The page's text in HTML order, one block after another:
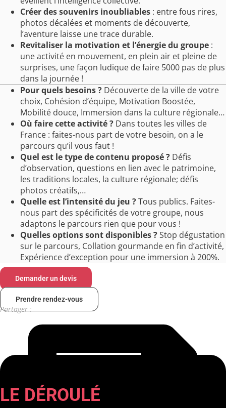
Créer des souvenirs inoubliables : entre fous rires,
photos décalées et moments de découverte,
l’aventure laisse une trace durable.
Revitaliser la motivation et l’énergie du groupe :
une activité en mouvement, en plein air et pleine de
surprises, une façon ludique de faire 5000 pas de plus
dans la journée !
Pour quels besoins ? Découverte de la ville de votre
choix, Cohésion d’équipe, Motivation Boostée,
Mobilité douce, Immersion dans la culture régionale…
Où faire cette activité ? Dans toutes les villes de
France : faites-nous part de votre besoin, on a le
parcours qu’il vous faut !
Quel est le type de contenu proposé ? Défis
d’observation, questions en lien avec le patrimoine,
les traditions locales, la culture régionale; défis
photos créatifs,…
Quelle est l’intensité du jeu ?Tous publics. Faites-
nous part des spécificités de votre groupe, nous
adaptons le parcours rien que pour vous !
Quelles options sont disponibles ?Stop dégustation
sur le parcours, Collation gourmande en fin d’activité,
Expérience d’exception pour une immersion à 200%.
Demander un devis
Prendre rendez-vous
Partager :
LE DÉROULÉ